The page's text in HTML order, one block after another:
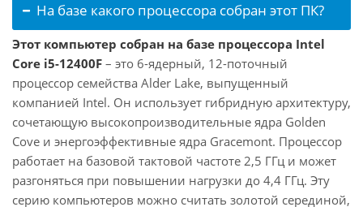
На базе какого процессора собран этот ПК?
Этот компьютер собран на базе процессора Intel
Core i5-12400F – это 6-ядерный, 12-поточный
процессор семейства Alder Lake, выпущенный
компанией Intel. Он использует гибридную архитектуру,
сочетающую высокопроизводительные ядра Golden
Cove и энергоэффективные ядра Gracemont. Процессор
работает на базовой тактовой частоте 2,5 ГГц и может
разгоняться при повышении нагрузки до 4,4 ГГц. Эту
серию компьютеров можно считать золотой серединой,